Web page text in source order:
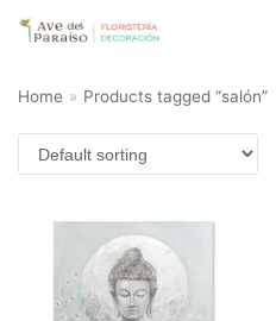
al
contenido
Home » Products tagged “salón”